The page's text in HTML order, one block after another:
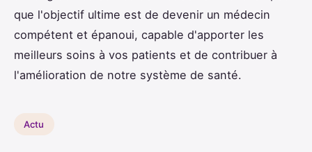
que l'objectif ultime est de devenir un médecin
compétent et épanoui, capable d'apporter les
meilleurs soins à vos patients et de contribuer à
l'amélioration de notre système de santé.
Actu